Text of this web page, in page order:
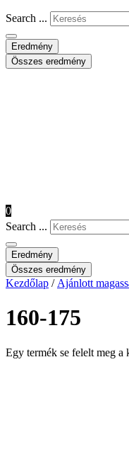
Search ...
Eredmény
Összes eredmény
0
Search ...
Eredmény
Összes eredmény
Kezdőlap / Ajánlott
160-175
Egy termék se felelt meg a